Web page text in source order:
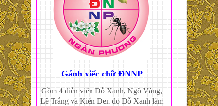
Gánh xiếc chữ ĐNNP
Gồm 4 diễn viên Đỗ Xanh, Ngô Vàng,
Lê Trắng và Kiến Đen do Đỗ Xanh làm